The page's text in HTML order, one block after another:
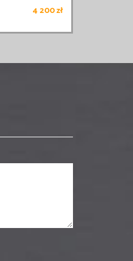
4 200 zł